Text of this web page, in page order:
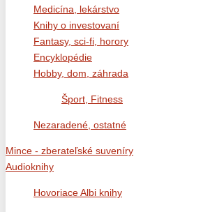
Medicína, lekárstvo
Knihy o investovaní
Fantasy, sci-fi, horory
Encyklopédie
Hobby, dom, záhrada
Šport, Fitness
Nezaradené, ostatné
Mince - zberateľské suveníry
Audioknihy
Hovoriace Albi knihy